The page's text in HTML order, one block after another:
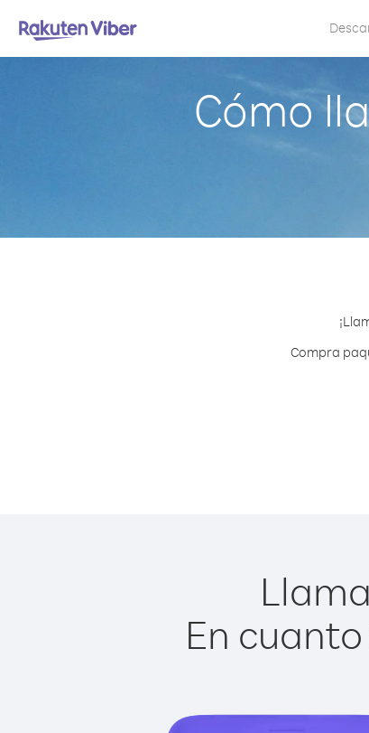
Cómo
Compra
En